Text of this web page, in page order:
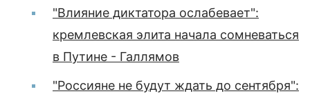
"Влияние диктатора ослабевает":
кремлевская элита начала сомневаться
в Путине - Галлямов
"Россияне не будут ждать до сентября":